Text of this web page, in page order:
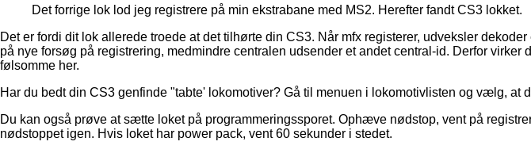
Det forrige lok lod jeg registrere på min ekstrabane med MS2. Herefter fandt CS3 lokket.
Det er fordi dit lok allerede troede at det tilhørte din CS3. Når mfx registerer, udveksler
på nye forsøg på registrering, medmindre centralen udsender et andet central-id. Derfor
følsomme her.
Har du bedt din CS3 genfinde "tabte' lokomotiver? Gå til menuen i lokomotivlisten og vælg, at
Du kan også prøve at sætte loket på programmeringssporet. Ophæve nødstop, vent på
nødstoppet igen. Hvis loket har power pack, vent 60 sekunder i stedet.